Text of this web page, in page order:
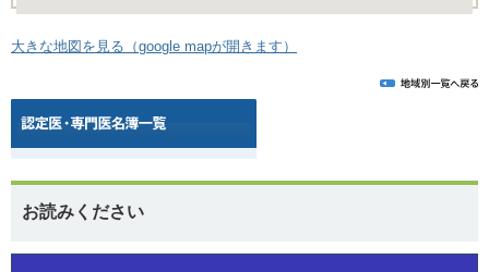
大きな地図を見る（google mapが開きます）
お読みください